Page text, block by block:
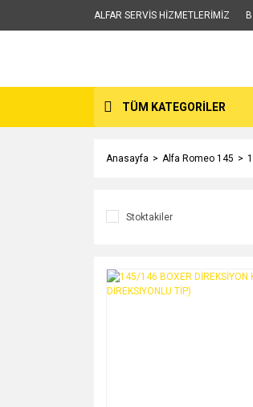
ALFAR SERVİS HİZMETLERİMİZ
TÜM KATEGORİLER
Anasayfa Alfa Romeo 145
Stoktakiler